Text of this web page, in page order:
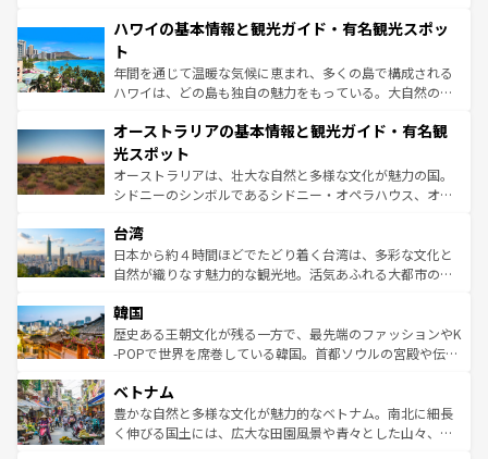
着のスイス情報はコンテンツ一覧を参照してほしい。
のような巨大都市は、観光、ショッピング、エンターテイ
ンメントが詰まった刺激的なスポットだ。一方、アメリカ
西部には大自然が広がり、グランドキャニオンやイエロー
ストーン国立公園といった絶景が堪能できる。さらに、南
文化が魅力。旅行者はアメリカの各地域で異なる魅力を楽
しみながら、その多様性と豊かな歴史を感じることができ
るだろう。車でのロードトリップや列車の旅も、アメリカ
ならではの贅沢な旅のスタイルだ。 なお、新着のアメリカ
情報は コンテンツ一覧 を参照してほしい。
ハワイの基本情報と観光ガイド・有名観光スポッ
ト
年間を通じて温暖な気候に恵まれ、多くの島で構成される
ハワイは、どの島も独自の魅力をもっている。大自然の神
ワイ島は見逃せない。また、定番の観光地といえばオアフ
島だが、静かな自然を求めるならマウイ島やカウアイ島が
おすすめ。エメラルドグリーンに輝く海をはじめ、豊かな
文化や歴史が息づいている。「アロハスピリット」と呼ば
人々、おいしいローカルフードやハワイアンミュージッ
ク、伝統的なフラダンスなど、すべてがハワイの魅力を彩
っている。訪れるたびに新しい発見と感動が待っているハ
はコンテンツ一覧
オーストラリアの基本情報と観光ガイド・有名観
光スポット
オーストラリアは、壮大な自然と多様な文化が魅力の国。
シドニーのシンボルであるシドニー・オペラハウス、オー
リアリーフや大陸中央部にそびえるウルル（エアーズロッ
ク）、タスマニアの美しい原生林やケアンズの熱帯雨林な
ど、見どころがたくさん。また、カフェやワイン、オージ
いる。アクティビティも充実しており、サーフィンやダイ
ビング、ハイキングなど、アウトドア好きにはたまらな
い。オーストラリアの多彩な魅力を存分に味わいつくそ
参照してほしい。
台湾
日本から約４時間ほどでたどり着く台湾は、多彩な文化と
自然が織りなす魅力的な観光地。活気あふれる大都市の台
ン）、静ひつな山岳地帯である台湾東部など、都市の喧騒
と山間の静けさが共存しており、訪れる人に新しい発見と
驚きをもたらしてくれる。また、奥深い台湾の食文化も魅
容にもいいと評判のスイーツなど、バラエティ豊かな料理
が味わえる。 なお、新着の台湾情報は コンテンツ一覧を参
照してほしい。
韓国
歴史ある王朝文化が残る一方で、最先端のファッションやK
-POPで世界を席巻している韓国。首都ソウルの宮殿や伝統
き、地方に足を延ばせば四季折々の自然美を楽しむことが
できる。そして、キムチや焼肉、絶品のストリートフード
まで、さまざまな韓国料理が待っている。夜には、韓国な
ベトナム
豊かな自然と多様な文化が魅力的なベトナム。南北に細長
く伸びる国土には、広大な田園風景や青々とした山々、世